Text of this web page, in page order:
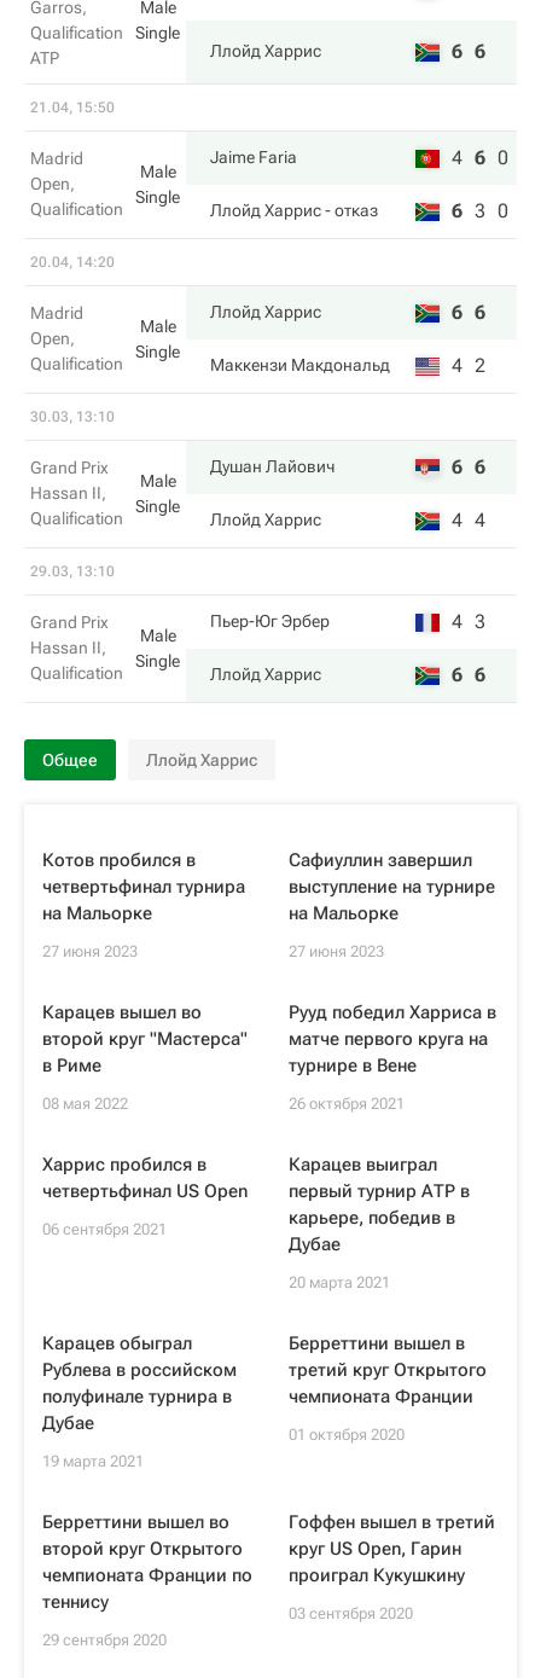
Garros,
Qualification
ATP
Male
Single
Ллойд Харрис
6 6
21.04, 15:50
Madrid
Open,
Qualification
Male
Single
Jaime Faria 4 6 0
Ллойд Харрис- отказ 6 3 0
20.04, 14:20
Madrid
Open,
Qualification
Male
Single
Ллойд Харрис 6 6
Маккензи Макдональд 4 2
30.03, 13:10
Grand Prix
Hassan II,
Qualification
Male
Single
Душан Лайович 6 6
Ллойд Харрис 4 4
29.03, 13:10
Grand Prix
Hassan II,
Qualification
Male
Single
Пьер-Юг Эрбер 4 3
Ллойд Харрис 6 6
Общее Ллойд Харрис
Котов пробился в
четвертьфинал турнира
на Мальорке
27 июня 2023
Сафиуллин завершил
выступление на турнире
на Мальорке
27 июня 2023
Карацев вышел во
второй круг "Мастерса"
в Риме
08 мая 2022
Рууд победил Харриса в
матче первого круга на
турнире в Вене
26 октября 2021
Харрис пробился в
четвертьфинал US Open
06 сентября 2021
Карацев выиграл
первый турнир АТР в
карьере, победив в
Дубае
20 марта 2021
Карацев обыграл
Рублева в российском
полуфинале турнира в
Дубае
19 марта 2021
Берреттини вышел в
третий круг Открытого
чемпионата Франции
01 октября 2020
Берреттини вышел во
второй круг Открытого
чемпионата Франции по
теннису
29 сентября 2020
Гоффен вышел в третий
круг US Open, Гарин
проиграл Кукушкину
03 сентября 2020